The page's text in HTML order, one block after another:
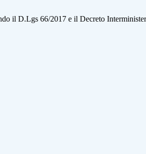
il D.Lgs 66/2017 e il Decreto